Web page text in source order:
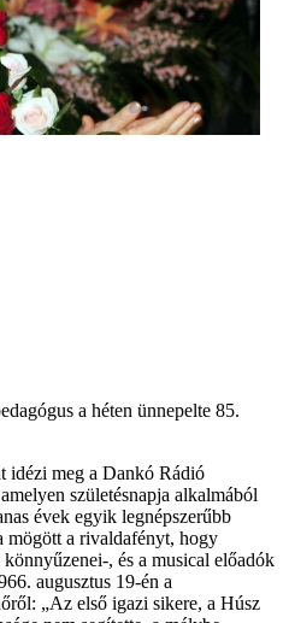
a héten ünnepelte 85.
idézi meg a Dankó Rádió
születésnapja alkalmából
évek egyik legnépszerűbb
mögött a rivaldafényt, hogy
, és a musical előadók
augusztus 19-én a
„Az első igazi sikere, a Húsz